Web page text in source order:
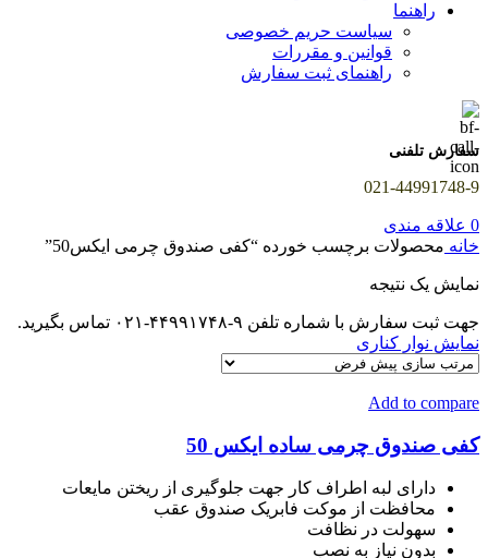
راهنما
سیاست حریم خصوصی
قوانین و مقررات
راهنمای ثبت سفارش
سفارش تلفنی
021-44991748-9
0 علاقه مندی
خانه محصولات برچسب خورده “کفی صندوق چرمی ایکس50”
نمایش یک نتیجه
جهت ثبت سفارش با شماره تلفن ۹-۴۴۹۹۱۷۴۸-۰۲۱ تماس بگیرید.
نمایش نوار کناری
Add to compare
کفی صندوق چرمی ساده ایکس 50
دارای لبه اطراف کار جهت جلوگیری از ریختن مایعات
محافظت از موکت فابریک صندوق عقب
سهولت در نظافت
بدون نیاز به نصب